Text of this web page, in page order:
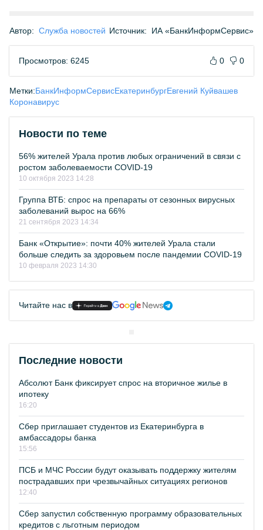
Автор: Служба новостей Источник: ИА «БанкИнформСервис»
Просмотров: 6245 0 0
Метки:БанкИнформСервисЕкатеринбургЕвгений Куйвашев
Коронавирус
Новости по теме
56% жителей Урала против любых ограничений в связи с
ростом заболеваемости COVID-19
10 октября 2023 14:28
Группа ВТБ: спрос на препараты от сезонных вирусных
заболеваний вырос на 66%
21 сентября 2023 14:34
Банк «Открытие»: почти 40% жителей Урала стали
больше следить за здоровьем после пандемии COVID-19
10 февраля 2023 14:30
Читайте нас в
Последние новости
Абсолют Банк фиксирует спрос на вторичное жилье в
ипотеку
16:20
Сбер приглашает студентов из Екатеринбурга в
амбассадоры банка
15:56
ПСБ и МЧС России будут оказывать поддержку жителям
пострадавших при чрезвычайных ситуациях регионов
12:40
Сбер запустил собственную программу образовательных
кредитов с льготным периодом